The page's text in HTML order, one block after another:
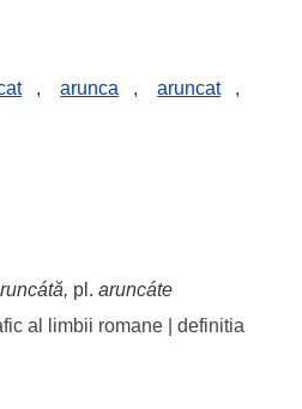
, arunca , aruncat ,
, pl. aruncáte
al limbii romane| definitia